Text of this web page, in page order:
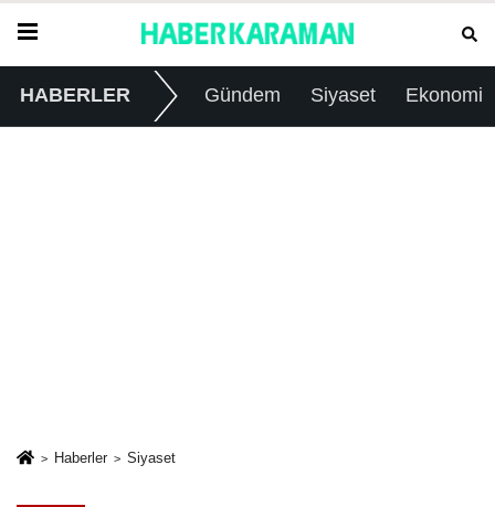
HABERLER Gündem Siyaset Ekonomi
Haberler Siyaset